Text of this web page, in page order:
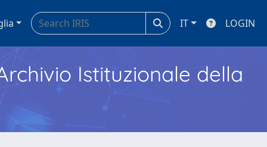
IT LOGIN
Istituzionale della